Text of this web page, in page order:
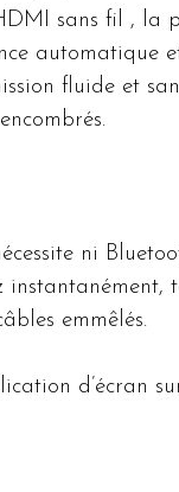
sans fil , la
automatique
fluide et
ni
instantanément,
emmêlés.
d’écran